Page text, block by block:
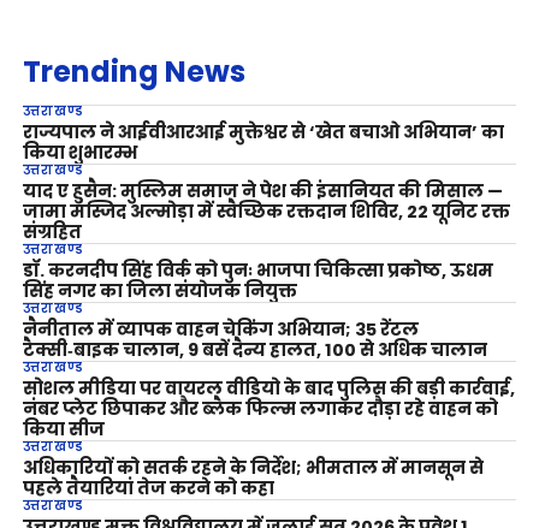
Trending News
उत्तराखण्ड
राज्यपाल ने आईवीआरआई मुक्तेश्वर से ‘खेत बचाओ अभियान’ का
किया शुभारम्भ
उत्तराखण्ड
याद ए हुसैन: मुस्लिम समाज ने पेश की इंसानियत की मिसाल —
जामा मस्जिद अल्मोड़ा में स्वैच्छिक रक्तदान शिविर, 22 यूनिट रक्त
संग्रहित
उत्तराखण्ड
डॉ. करनदीप सिंह विर्क को पुनः भाजपा चिकित्सा प्रकोष्ठ, ऊधम
सिंह नगर का जिला संयोजक नियुक्त
उत्तराखण्ड
नैनीताल में व्यापक वाहन चेकिंग अभियान; 35 रेंटल
टैक्सी‑बाइक चालान, 9 बसें दैन्य हालत, 100 से अधिक चालान
उत्तराखण्ड
सोशल मीडिया पर वायरल वीडियो के बाद पुलिस की बड़ी कार्रवाई,
नंबर प्लेट छिपाकर और ब्लैक फिल्म लगाकर दौड़ा रहे वाहन को
किया सीज
उत्तराखण्ड
अधिकारियों को सतर्क रहने के निर्देश; भीमताल में मानसून से
पहले तैयारियां तेज करने को कहा
उत्तराखण्ड